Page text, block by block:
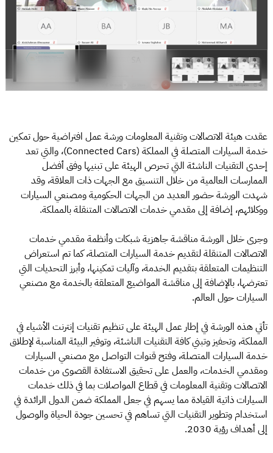
عقدت هيئة الاتصالات وتقنية المعلومات ورشة عمل افتراضية حول تمكين
خدمة السيارات المتصلة في المملكة (Connected Cars)، والتي تعد
إحدى التقنيات الناشئة التي تحرص الهيئة على تبنيها وفق أفضل
الممارسات العالمية من خلال التنسيق مع الجهات ذات العلاقة، وقد
شهدت الورشة حضور العديد من الجهات الحكومية ومصنعي السيارات
ووكلائهم، إضافة إلى مقدمي خدمات الاتصالات المتنقلة بالمملكة.
وجرى خلال الورشة مناقشة جاهزية شبكات وأنظمة مقدمي خدمات
الاتصالات المتنقلة لتقديم خدمة السيارات المتصلة، كما تم استعراض
التنظيمات المتعلقة بتقديم الخدمة، وآليات تمكينها، وأبرز التحديات التي
تعترضها، بالإضافة إلى مناقشة المواضيع المتعلقة بالخدمة مع مصنعي
السيارات حول العالم.
تأتي هذه الورشة في إطار عمل الهيئة على تنظيم تقنيات إنترنت الأشياء في
المملكة، وتحفيز وتبني كافة التقنيات الناشئة، وتوفير البيئة المناسبة لإطلاق
خدمة السيارات المتصلة، وفتح قنوات التواصل مع مصنعي السيارات
ومقدمي الخدمات، والعمل على تحقيق الاستفادة القصوى من خدمات
الاتصالات وتقنية المعلومات في قطاع المواصلات بما في ذلك خدمات
السيارات ذاتية القيادة مما يسهم في جعل المملكة ضمن الدول الرائدة في
استخدام وتطوير التقنيات التي تساهم في تحسين جودة الحياة والوصول
إلى أهداف رؤية 2030.